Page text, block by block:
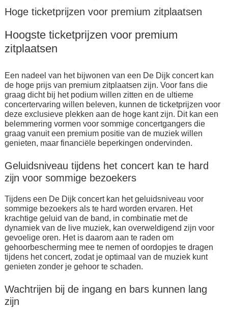
Hoge ticketprijzen voor premium zitplaatsen
Hoogste ticketprijzen voor premium
zitplaatsen
Een nadeel van het bijwonen van een De Dijk concert kan
de hoge prijs van premium zitplaatsen zijn. Voor fans die
graag dicht bij het podium willen zitten en de ultieme
concertervaring willen beleven, kunnen de ticketprijzen voor
deze exclusieve plekken aan de hoge kant zijn. Dit kan een
belemmering vormen voor sommige concertgangers die
graag vanuit een premium positie van de muziek willen
genieten, maar financiële beperkingen ondervinden.
Geluidsniveau tijdens het concert kan te hard
zijn voor sommige bezoekers
Tijdens een De Dijk concert kan het geluidsniveau voor
sommige bezoekers als te hard worden ervaren. Het
krachtige geluid van de band, in combinatie met de
dynamiek van de live muziek, kan overweldigend zijn voor
gevoelige oren. Het is daarom aan te raden om
gehoorbescherming mee te nemen of oordopjes te dragen
tijdens het concert, zodat je optimaal van de muziek kunt
genieten zonder je gehoor te schaden.
Wachtrijen bij de ingang en bars kunnen lang
zijn